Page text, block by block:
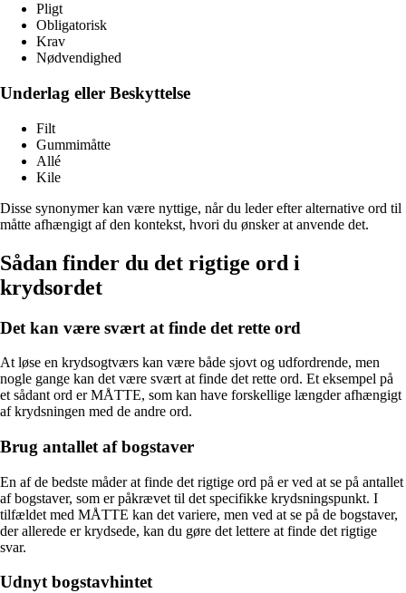
Pligt
Obligatorisk
Krav
Nødvendighed
Underlag eller Beskyttelse
Filt
Gummimåtte
Allé
Kile
Disse synonymer kan være nyttige, når du leder efter alternative ord til
måtte afhængigt af den kontekst, hvori du ønsker at anvende det.
Sådan finder du det rigtige ord i
krydsordet
Det kan være svært at finde det rette ord
At løse en krydsogtværs kan være både sjovt og udfordrende, men
nogle gange kan det være svært at finde det rette ord. Et eksempel på
et sådant ord er MÅTTE, som kan have forskellige længder afhængigt
af krydsningen med de andre ord.
Brug antallet af bogstaver
En af de bedste måder at finde det rigtige ord på er ved at se på antallet
af bogstaver, som er påkrævet til det specifikke krydsningspunkt. I
tilfældet med MÅTTE kan det variere, men ved at se på de bogstaver,
der allerede er krydsede, kan du gøre det lettere at finde det rigtige
svar.
Udnyt bogstavhintet